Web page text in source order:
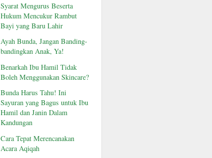
Syarat Mengurus Beserta
Hukum Mencukur Rambut
Bayi yang Baru Lahir
Ayah Bunda, Jangan Banding-
bandingkan Anak, Ya!
Benarkah Ibu Hamil Tidak
Boleh Menggunakan Skincare?
Bunda Harus Tahu! Ini
Sayuran yang Bagus untuk Ibu
Hamil dan Janin Dalam
Kandungan
Cara Tepat Merencanakan
Acara Aqiqah